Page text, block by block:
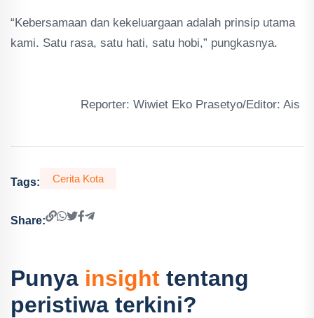
“Kebersamaan dan kekeluargaan adalah prinsip utama
kami. Satu rasa, satu hati, satu hobi,” pungkasnya.
Reporter: Wiwiet Eko Prasetyo/Editor: Ais
Tags: Cerita Kota
Share:
Punya insight tentang
peristiwa terkini?